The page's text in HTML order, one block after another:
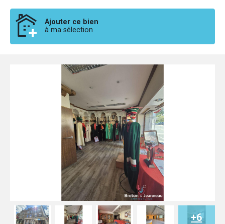
Ajouter ce bien
à ma sélection
+6